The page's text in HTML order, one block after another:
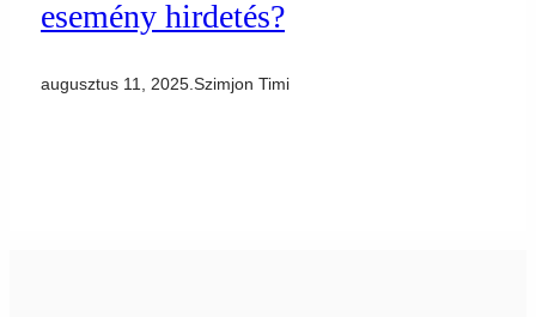
esemény hirdetés?
augusztus 11, 2025 Szimjon Timi